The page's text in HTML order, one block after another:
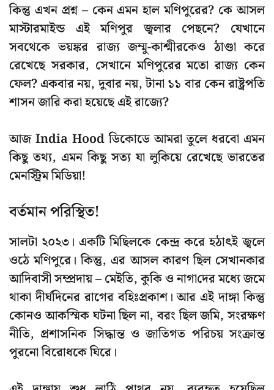
কিন্তু এখন প্রশ্ন – কেন এমন হাল মণিপুরের? কে আসল
মাস্টারমাইন্ড এই মণিপুর জ্বলার পেছনে? যেখানে
সবথেকে ভয়ঙ্কর রাজ্য জম্মু-কাশ্মীরকেও ঠাণ্ডা করে
রেখেছে সরকার, সেখানে মণিপুরের মতো রাজ্য কেন
ফেল? একবার নয়, দুবার নয়, টানা ১১ বার কেন রাষ্ট্রপতি
শাসন জারি করা হয়েছে এই রাজ্যে?
আজ India Hood ডিকোডে আমরা তুলে ধরবো এমন
কিছু তথ্য, এমন কিছু সত্য যা লুকিয়ে রেখেছে ভারতের
মেনস্ট্রিম মিডিয়া!
বর্তমান পরিস্থিত!
সালটা ২০২৩। একটি মিছিলকে কেন্দ্র করে হঠাৎই জ্বলে
ওঠে মণিপুরে। কিন্তু, এর আসল কারণ ছিল সেখানকার
আদিবাসী সম্প্রদায় –মেইতি,কুকিওনাগাদের মধ্যে জমে
থাকা দীর্ঘদিনের রাগের বহিঃপ্রকাশ। আর এই দাঙ্গা কিন্তু
কোনও আকস্মিক ঘটনা ছিল না, বরং ছিলজমি,সংরক্ষণ
নীতি,প্রশাসনিক সিদ্ধান্তওজাতিগত পরিচয়সংক্রান্ত
পুরনো বিরোধকে ঘিরে।